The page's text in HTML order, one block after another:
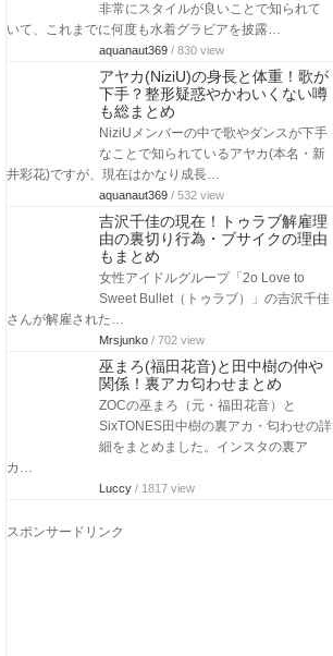
非常にスタイルが良いことで知られて
いて、これまでに何度も水着グラビアを披露…
aquanaut369 / 830 view
アヤカ(NiziU)の身長と体重！歌が
下手？整形疑惑やかわいくない噂
も総まとめ
NiziUメンバーの中で歌やダンスが下手
なことで知られているアヤカ(本名・新
井彩花)ですが、現在はかなり成長…
aquanaut369 / 532 view
吉沢千佳の現在！トゥラブ解雇理
由の裏切り行為・ブサイクの理由
もまとめ
女性アイドルグループ「2o Love to
Sweet Bullet（トゥラブ）」の吉沢千佳
さんが解雇された…
Mrsjunko / 702 view
巫まろ(福田花音)と田中樹の仲や
関係！裏アカ匂わせまとめ
ZOCの巫まろ（元・福田花音）と
SixTONES田中樹の裏アカ・匂わせの詳
細をまとめました。インスタの裏ア
カ…
Luccy / 1817 view
スポンサードリンク